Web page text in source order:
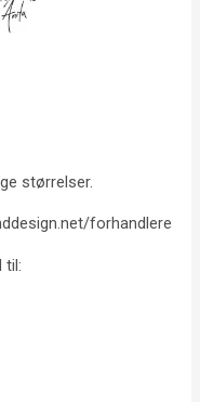
størrelser.
forhandlere
til: